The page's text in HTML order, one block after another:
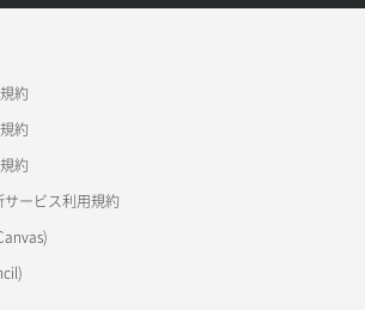
約
約
約
ービス利用規約